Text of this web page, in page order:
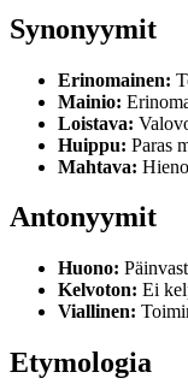
Synonyymit
Erinomainen:
Mainio:
Loistava:
Huippu: Paras
Mahtava:
Antonyymit
Huono:
Kelvoton: Ei
Viallinen:
Etymologia